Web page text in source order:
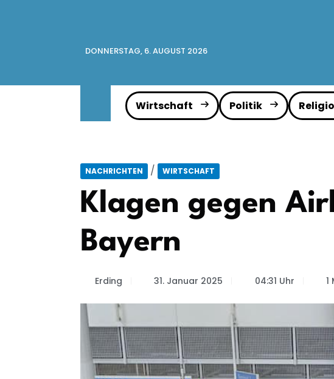
DONNERSTAG, 6. AUGUST 2026
Wirtschaft Politik
NACHRICHTEN / WIRTSCHAFT
Klagen gegen
Bayern
Erding 31. Januar 2025 04:31 Uhr 1